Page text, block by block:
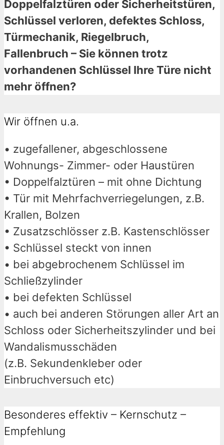
Doppelfalztüren oder Sicherheitstüren,
Schlüssel verloren, defektes Schloss,
Türmechanik, Riegelbruch,
Fallenbruch – Sie können trotz
vorhandenen Schlüssel Ihre Türe nicht
mehr öffnen?
Wir öffnen u.a.
• zugefallener, abgeschlossene
Wohnungs- Zimmer- oder Haustüren
• Doppelfalztüren – mit ohne Dichtung
• Tür mit Mehrfachverriegelungen, z.B.
Krallen, Bolzen
• Zusatzschlösser z.B. Kastenschlösser
• Schlüssel steckt von innen
• bei abgebrochenem Schlüssel im
Schließzylinder
• bei defekten Schlüssel
• auch bei anderen Störungen aller Art an
Schloss oder Sicherheitszylinder und bei
Wandalismusschäden
(z.B. Sekundenkleber oder
Einbruchversuch etc)
Besonderes effektiv – Kernschutz –
Empfehlung